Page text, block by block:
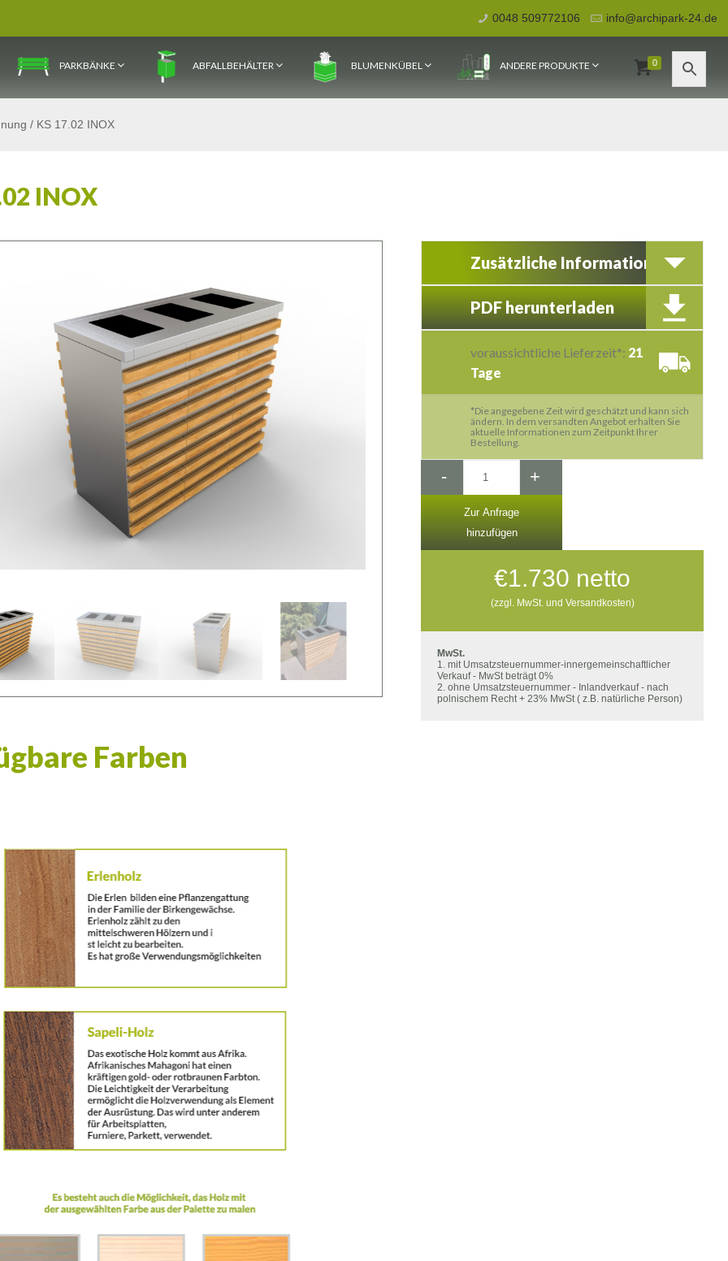
0048 509772106 info@archipark-24.de
PARKBÄNKE ABFALLBEHÄLTER BLUMENKÜBEL ANDERE PRODUKTE 0
/ KS 17.02 INOX
INOX
Farben
Zusätzliche Information
PDF herunterladen
voraussichtliche Lieferzeit*: 21
Tage
*Die angegebene Zeit wird geschätzt und kann sich
ändern. In dem versandten Angebot erhalten Sie
aktuelle Informationen zum Zeitpunkt Ihrer
Bestellung.
- +
Zur Anfrage
hinzufügen
€1.730 netto
(zzgl. MwSt. und Versandkosten)
MwSt.
1. mit Umsatzsteuernummer-innergemeinschaftlicher
Verkauf - MwSt beträgt 0%
2. ohne Umsatzsteuernummer - Inlandverkauf - nach
polnischem Recht + 23% MwSt ( z.B. natürliche Person)